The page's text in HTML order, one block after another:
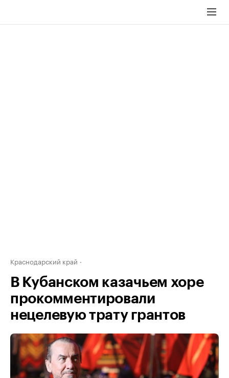
Краснодарский край
В Кубанском казачьем хоре
прокомментировали
нецелевую трату грантов